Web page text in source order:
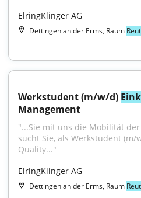
ElringKlinger AG
Dettingen an der Erms, Raum
Werkstudent (m/w/d)
Management
"...Sie mit uns die Mobilität
sucht Sie, als Werkstudent (m/
Quality..."
ElringKlinger AG
Dettingen an der Erms, Raum